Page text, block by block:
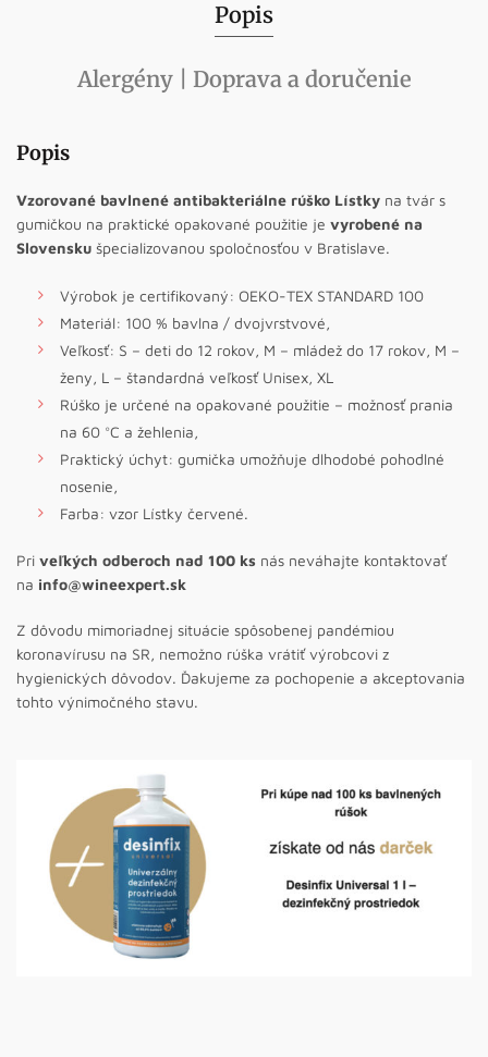
Popis
Alergény | Doprava a doručenie
Popis
Vzorované bavlnené antibakteriálne rúško Lístky na tvár s
gumičkou na praktické opakované použitie je vyrobené na
Slovensku špecializovanou spoločnosťou v Bratislave.
Výrobok je certifikovaný: OEKO-TEX STANDARD 100
Materiál: 100 % bavlna / dvojvrstvové,
Veľkosť: S – deti do 12 rokov, M – mládež do 17 rokov, M –
ženy, L – štandardná veľkosť Unisex, XL
Rúško je určené na opakované použitie – možnosť prania
na 60 °C a žehlenia,
Praktický úchyt: gumička umožňuje dlhodobé pohodlné
nosenie,
Farba: vzor Lístky červené.
Pri veľkých odberoch nad 100 ks nás neváhajte kontaktovať
na info@wineexpert.sk
Z dôvodu mimoriadnej situácie spôsobenej pandémiou
koronavírusu na SR, nemožno rúška vrátiť výrobcovi z
hygienických dôvodov. Ďakujeme za pochopenie a akceptovania
tohto výnimočného stavu.